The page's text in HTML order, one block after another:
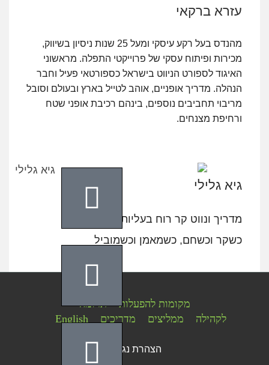
עזרא ברקאי
מהנדס בעל רקע עיסקי ומעל 25 שנות ניסיון
בשיווק,
מכירות ופיתוח עסקי של פרוייקטי התפלה. מראשוני
האיגוד לספורט הניווט בישראל כספורטאי פעיל וחבר
הנהלה. מדריך אופניים, אוהב לטייל בארץ ובעולם וסובל
מריבוי תחביבים נוספים, בינהם רכיבת אופני שטח
ורחיפת מצנחים.
גיא גלילי
מדריך ונווט קר רוח בעליות ובירידות
כשקר וכשחם, כשמאמן וכשמוביל
מקומות להפעלות
תרומה
לקהילה
ממליצים מדריכים English
הצהרת נגישות